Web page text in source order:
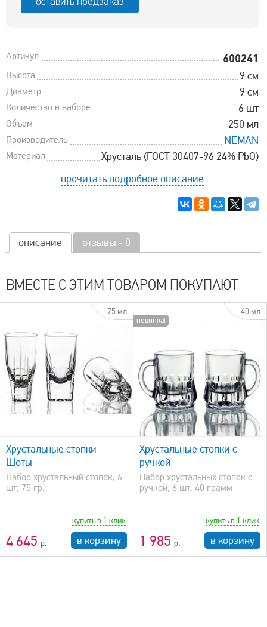
Артикул 600241
Высота 9 см
Диаметр 9 см
Количество в наборе 6 шт
Объем 250 мл
Производитель NEMAN
Материал
Хрусталь (ГОСТ 30407-96 24% PbO)
прочитать подробное описание
описание отзывы - 0
ВМЕСТЕ С ЭТИМ ТОВАРОМ ПОКУПАЮТ
75 мл
Хрустальные стопки -
Шоты
Набор хрустальный стопок, 6
шт, 75 гр.
4 645
купить в 1 клик
в корзину
новинка!
40 мл
Хрустальные стопки с
ручкой
Набор хрустальных стопок с
ручкой, 6 шт, 40 грамм
1 985
купить в 1 клик
в корзину